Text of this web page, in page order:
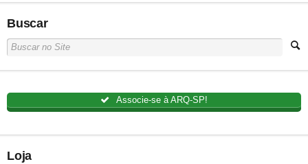
Buscar
Associe-se à ARQ-SP!
Loja